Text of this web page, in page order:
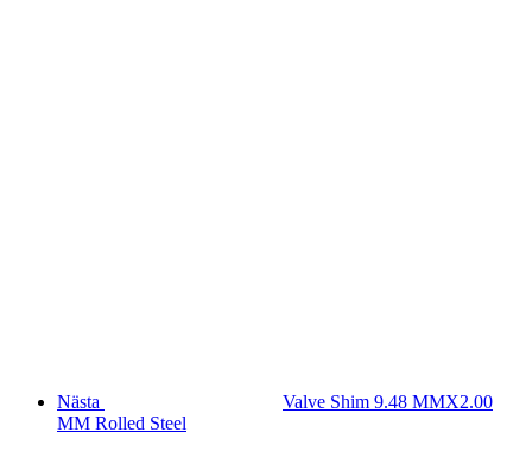
Nästa
Valve Shim 9.48 MMX2.00
MM Rolled Steel